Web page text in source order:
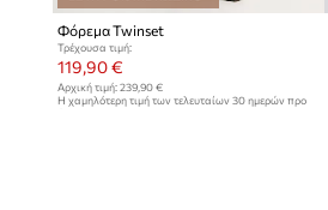
Φόρεμα Twinset
Τρέχουσα τιμή:
119,90 €
Αρχική τιμή: 239,90 €
Η χαμηλότερη τιμή των τελευταίων 30 ημερών προ